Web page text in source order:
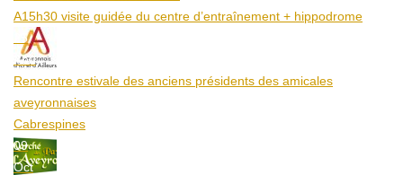
A15h30 visite guidée du centre d’entraînement + hippodrome
25
Aoû
Rencontre estivale des anciens présidents des amicales
aveyronnaises
Cabrespines
09
Oct